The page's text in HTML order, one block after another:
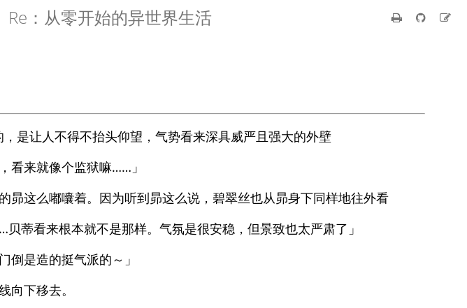
Re：从零开始的异世界生活
是让人不得不抬头仰望，气势看来深具威严且强大的外壁
看来就像个监狱嘛……」
昴这么嘟囔着。因为听到昴这么说，碧翠丝也从昴身下同样地往外看
贝蒂看来根本就不是那样。气氛是很安稳，但景致也太严肃了」
倒是造的挺气派的～」
向下移去。